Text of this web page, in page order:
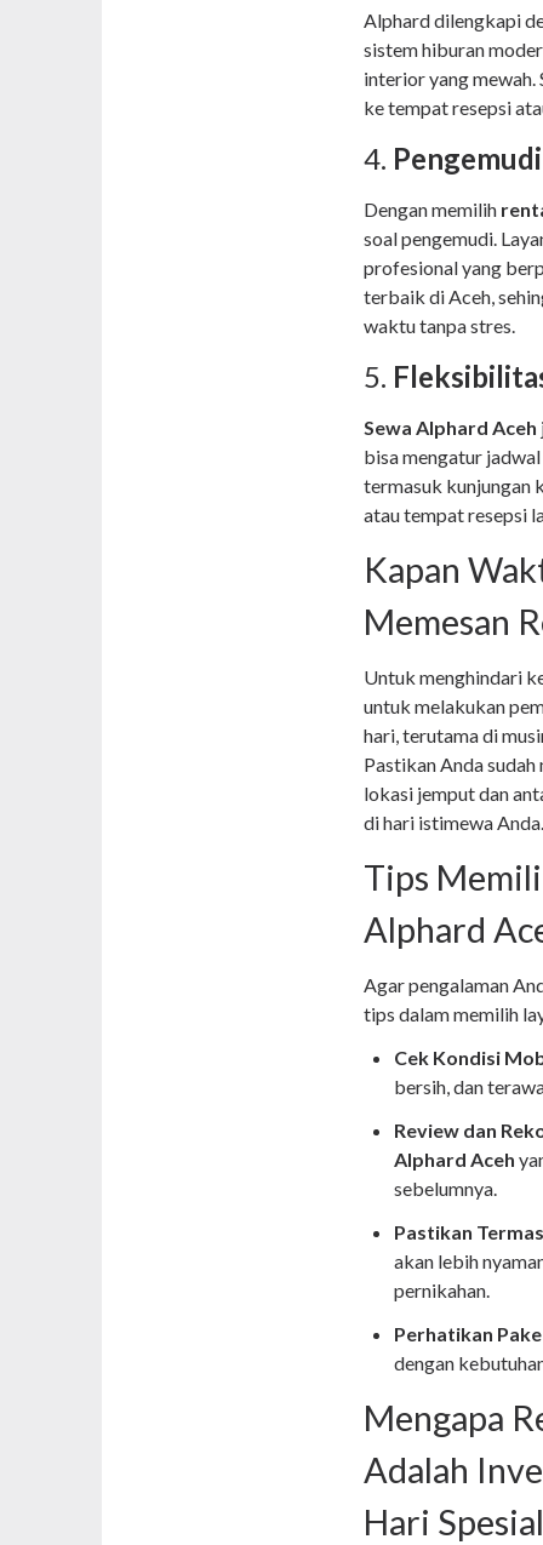
Alphard dilengkapi
sistem hiburan
interior yang mewah.
ke tempat resepsi
4.
Dengan memilih
soal pengemudi.
profesional yang
terbaik di Aceh,
waktu tanpa stres.
5.
Sewa Alphard Aceh
bisa mengatur
termasuk kunjungan
atau tempat resepsi
Kapan
Memesan
Untuk menghindari
untuk melakukan
hari, terutama di
Pastikan Anda
lokasi jemput dan
di hari istimewa Anda.
Tips
Alphard
Agar pengalaman
tips dalam memilih
Cek Kondisi
bersih, dan
Review dan
Alphard Aceh
sebelumnya.
Pastikan
akan lebih
pernikahan.
Perhatikan
dengan
Mengapa
Adalah
Hari